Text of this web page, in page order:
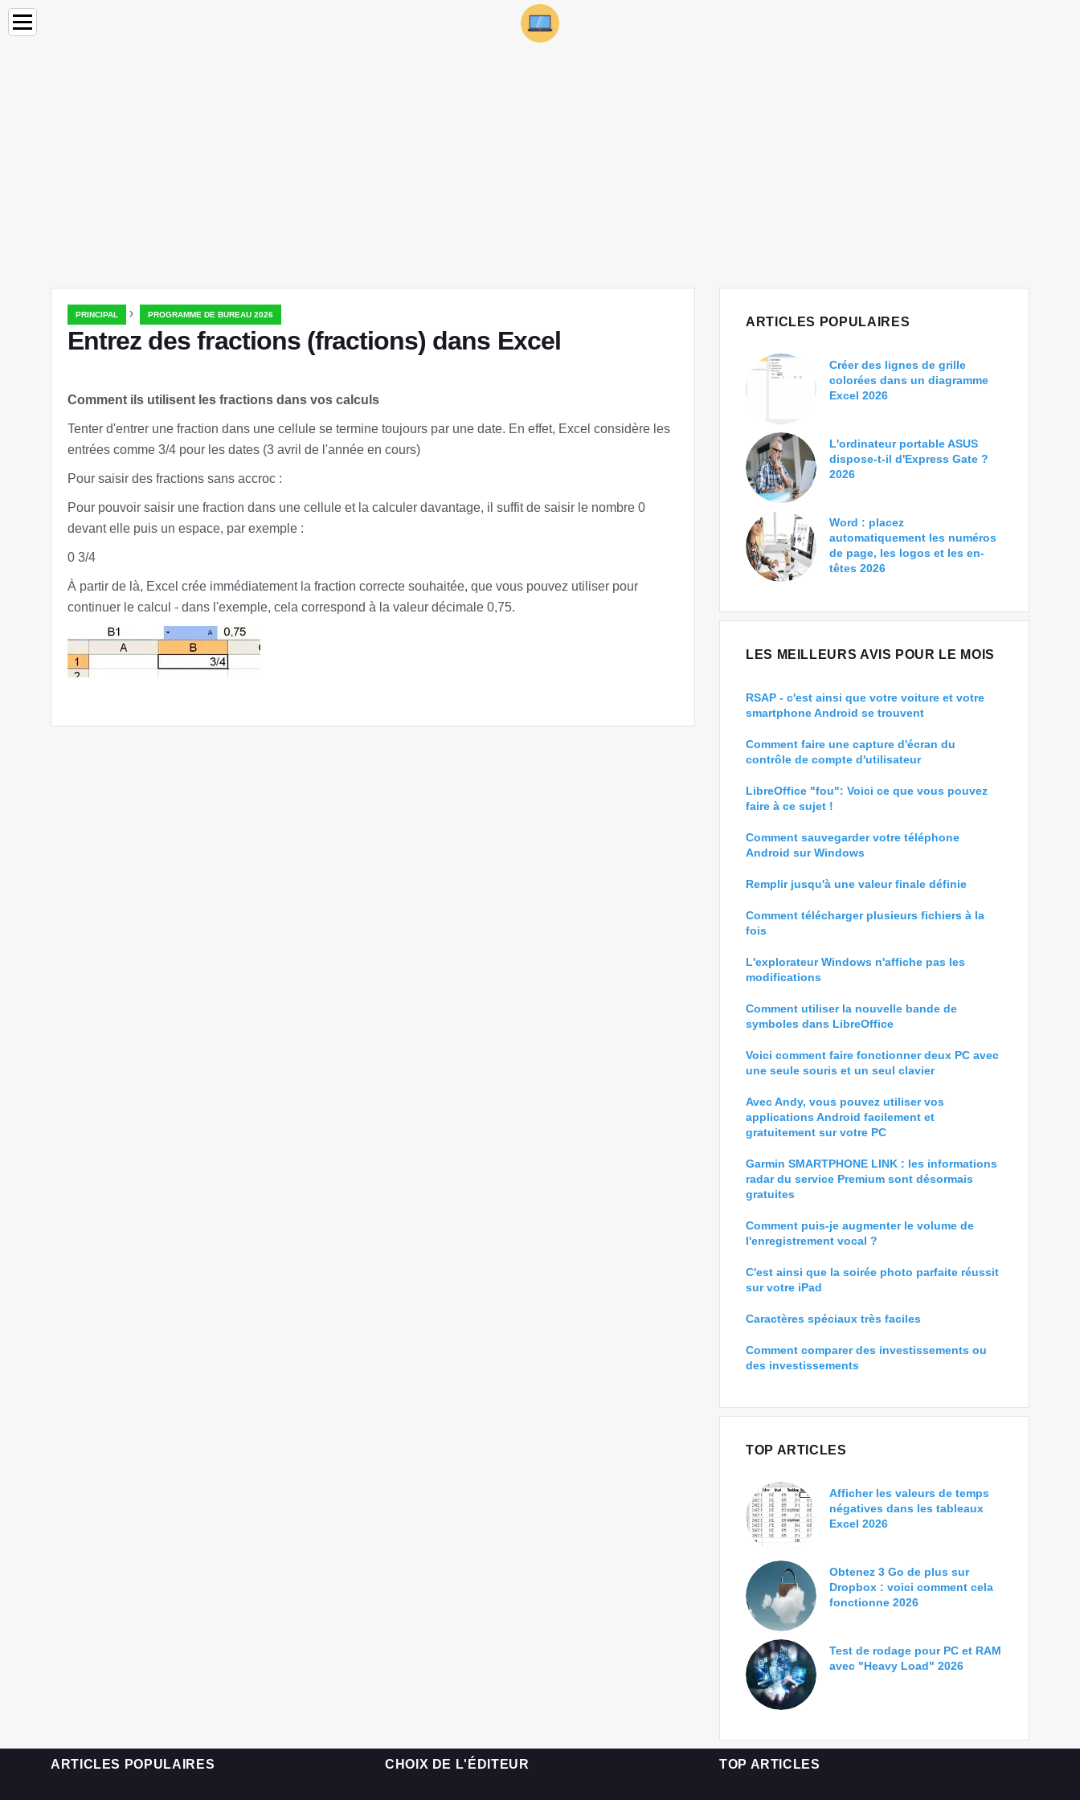
PRINCIPAL › PROGRAMME DE BUREAU 2026
Entrez des fractions (fractions) dans Excel
Comment ils utilisent les fractions dans vos calculs
Tenter d'entrer une fraction dans une cellule se termine toujours par une date. En effet, Excel considère les
entrées comme 3/4 pour les dates (3 avril de l'année en cours)
Pour saisir des fractions sans accroc :
Pour pouvoir saisir une fraction dans une cellule et la calculer davantage, il suffit de saisir le nombre 0
devant elle puis un espace, par exemple :
0 3/4
À partir de là, Excel crée immédiatement la fraction correcte souhaitée, que vous pouvez utiliser pour
continuer le calcul - dans l'exemple, cela correspond à la valeur décimale 0,75.
ARTICLES POPULAIRES
Créer des lignes de grille
colorées dans un diagramme
Excel 2026
L'ordinateur portable ASUS
dispose-t-il d'Express Gate ?
2026
Word : placez
automatiquement les numéros
de page, les logos et les en-
têtes 2026
LES MEILLEURS AVIS POUR LE MOIS
RSAP - c'est ainsi que votre voiture et votre
smartphone Android se trouvent
Comment faire une capture d'écran du
contrôle de compte d'utilisateur
LibreOffice "fou": Voici ce que vous pouvez
faire à ce sujet !
Comment sauvegarder votre téléphone
Android sur Windows
Remplir jusqu'à une valeur finale définie
Comment télécharger plusieurs fichiers à la
fois
L'explorateur Windows n'affiche pas les
modifications
Comment utiliser la nouvelle bande de
symboles dans LibreOffice
Voici comment faire fonctionner deux PC avec
une seule souris et un seul clavier
Avec Andy, vous pouvez utiliser vos
applications Android facilement et
gratuitement sur votre PC
Garmin SMARTPHONE LINK : les informations
radar du service Premium sont désormais
gratuites
Comment puis-je augmenter le volume de
l'enregistrement vocal ?
C'est ainsi que la soirée photo parfaite réussit
sur votre iPad
Caractères spéciaux très faciles
Comment comparer des investissements ou
des investissements
TOP ARTICLES
Afficher les valeurs de temps
négatives dans les tableaux
Excel 2026
Obtenez 3 Go de plus sur
Dropbox : voici comment cela
fonctionne 2026
Test de rodage pour PC et RAM
avec "Heavy Load" 2026
ARTICLES POPULAIRES CHOIX DE L'ÉDITEUR TOP ARTICLES